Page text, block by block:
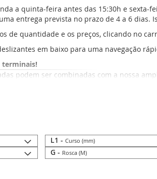
a quinta-feira antes das 15:30h e sexta-
entrega prevista no prazo de 4 a 6 dias.
de quantidade e os preços, clicando no
em baixo para uma navegação
terminais!
podem ser combinadas com a nossa
L1 - Curso (mm)
G - Rosca (M)